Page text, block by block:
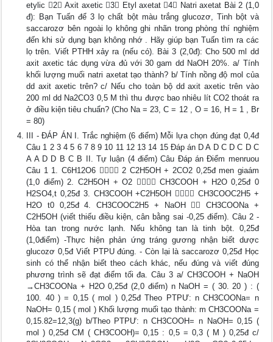
etylic 2 Axit axetic 3 Etyl axetat 4 Natri axetat Bài 2 (1,0
đ): Bạn Tuấn để 3 lọ chất bột màu trắng glucozơ, Tinh bột và
saccarozơ bên ngoài lọ không ghi nhãn trong phòng thí nghiệm
đến khi sử dụng bạn không nhớ . Hãy giúp bạn Tuấn tìm ra các
lọ trên. Viết PTHH xảy ra (nếu có). Bài 3 (2,0đ): Cho 500 ml dd
axit axetic tác dụng vừa đủ với 30 gam dd NaOH 20%. a/ Tính
khối lượng muối natri axetat tạo thành? b/ Tính nồng độ mol của
dd axit axetic trên? c/ Nếu cho toàn bộ dd axit axetic trên vào
200 ml dd Na2CO3 0,5 M thì thu được bao nhiêu lít CO2 thoát ra
ở điều kiện tiêu chuẩn? (Cho Na = 23, C = 12 , O = 16, H = 1 , Br
= 80)
III - ĐÁP ÁN I. Trắc nghiệm (6 điểm) Mỗi lựa chọn đúng đạt 0,4đ
Câu 1 2 3 4 5 6 7 8 9 10 11 12 13 14 15 Đáp án D A D C D C D C
A A D D B C B II. Tự luận (4 điểm) Câu Đáp án Điểm menruou
Câu 1 1. C6H12O6  2 C2H5OH + 2CO2 0,25đ men giaám
(1,0 điểm) 2. C2H5OH + O2  CH3COOH + H2O 0,25đ 0
H2SO4,t 0,25đ 3. CH3COOH +C2H5OH  CH3COOC2H5 +
H2O t0 0,25đ 4. CH3COOC2H5 + NaOH  CH3COONa +
C2H5OH (viết thiếu điều kiện, cân bằng sai -0,25 điểm). Câu 2 -
Hòa tan trong nước lạnh. Nếu không tan là tinh bột. 0,25đ
(1,0điểm) -Thực hiện phản ứng tráng gương nhận biết dược
glucozơ 0,5đ Viết PTPU đúng. - Còn lại là saccarozơ 0,25đ Học
sinh có thể nhận biết theo cách khác, nếu đúng và viết đúng
phương trình sẽ đạt điểm tối đa. Câu 3 a/ CH3COOH + NaOH
→CH3COONa + H2O 0,25đ (2,0 điểm) n NaOH = ( 30. 20 ) : (
100. 40 ) = 0,15 ( mol ) 0,25đ Theo PTPƯ: n CH3COONa= n
NaOH= 0,15 ( mol ) Khối lượng muối tạo thành: m CH3COONa =
0,15.82=12,3(g) b/Theo PTPƯ: n CH3COOH= n NaOH= 0,15 (
mol ) 0,25đ CM ( CH3COOH)= 0,15 : 0,5 = 0,3 ( M ) 0,25đ c/